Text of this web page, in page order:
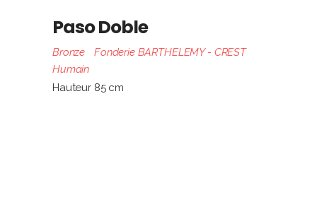
Paso Doble
Bronze
Fonderie BARTHELEMY - CREST
Humain
Hauteur 85 cm